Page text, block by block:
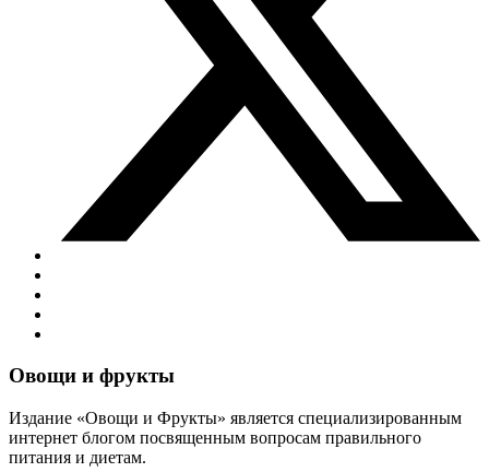
Виджеты
Овощи и фрукты
Издание «Овощи и Фрукты» является специализированным
интернет блогом посвященным вопросам правильного
питания и диетам.